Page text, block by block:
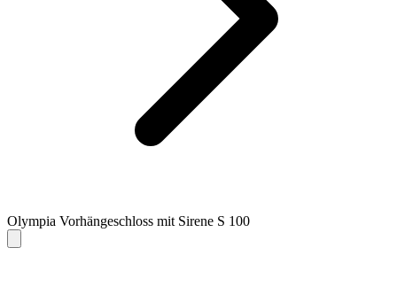
Olympia Vorhängeschloss mit Sirene S 100